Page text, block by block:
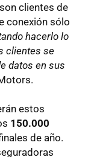
clientes de
conexión sólo
hacerlo lo
clientes se
datos en sus
estos
150.000
de año.